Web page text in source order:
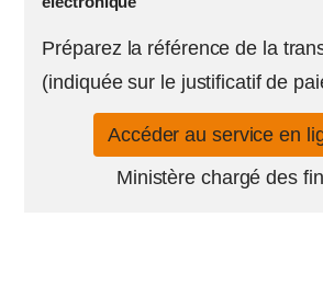
Préparez la référence de la
(indiquée sur le justificatif de
Accéder au service en
Ministère chargé des